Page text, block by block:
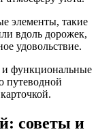
элементы, такие
вдоль дорожек,
удовольствие.
и функциональные
путеводной
советы и